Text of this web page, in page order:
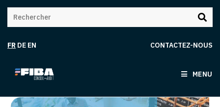
FR DE EN CONTACTEZ-NOUS
MENU